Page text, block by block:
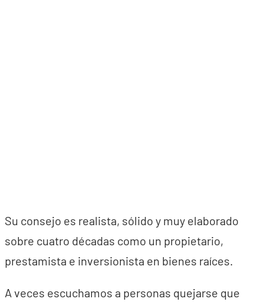
Su consejo es realista, sólido y muy elaborado
sobre cuatro décadas como un propietario,
prestamista e inversionista en bienes raíces.
A veces escuchamos a personas quejarse que